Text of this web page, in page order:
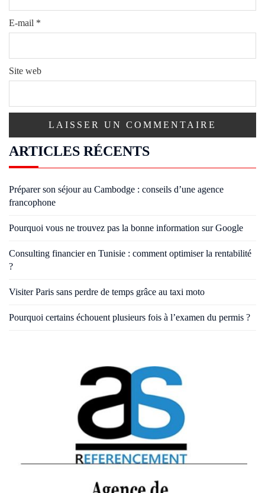
E-mail *
Site web
ARTICLES RÉCENTS
Préparer son séjour au Cambodge : conseils d’une agence
francophone
Pourquoi vous ne trouvez pas la bonne information sur Google
Consulting financier en Tunisie : comment optimiser la rentabilité
?
Visiter Paris sans perdre de temps grâce au taxi moto
Pourquoi certains échouent plusieurs fois à l’examen du permis ?